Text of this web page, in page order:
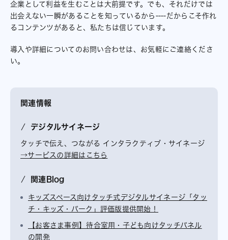
企業として利益を生むことは大前提です。でも、それだけでは
出会えない一瞬があることを知っているから----だからこそ作れ
るコンテンツがあると、私たちは信じています。
導入や詳細についてのお問い合わせは、お気軽にご連絡くださ
い。
関連情報
デジタルサイネージ
タッチで伝え、つながる インタラクティブ・サイネージ
→サービスの詳細はこちら
関連Blog
キッズスペース向けタッチ式デジタルサイネージ「タッ
チ・キッズ・パーク」評価版提供開始！
【お客さま事例】待合室用・子ども向けタッチパネル
の開発